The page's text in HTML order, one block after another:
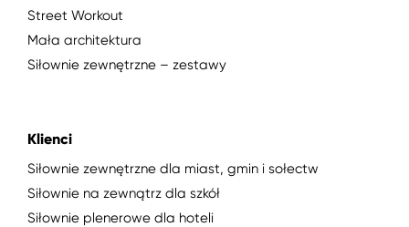
Street Workout
Mała architektura
Siłownie zewnętrzne – zestawy
Klienci
Siłownie zewnętrzne dla miast, gmin i sołectw
Siłownie na zewnątrz dla szkół
Siłownie plenerowe dla hoteli